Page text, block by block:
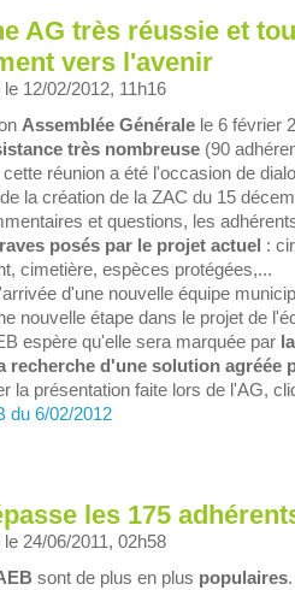
AG très réussie et
vers l'avenir
12/02/2012, 11h16
Assemblée Générale le 6 février
très nombreuse (90
réunion a été l'occasion de
la création de la ZAC du 15
et questions, les
posés par le projet actuel :
cimetière, espèces protégées,...
d'une nouvelle équipe
nouvelle étape dans le projet de
espère qu'elle sera marquée par
recherche d'une solution agréée
la présentation faite lors de l'AG,
du 6/02/2012
les 175
24/06/2011, 02h58
sont de plus en plus populaires